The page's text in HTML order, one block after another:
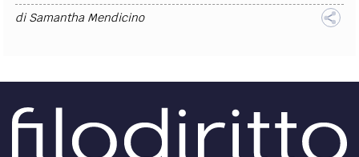
diSamantha Mendicino